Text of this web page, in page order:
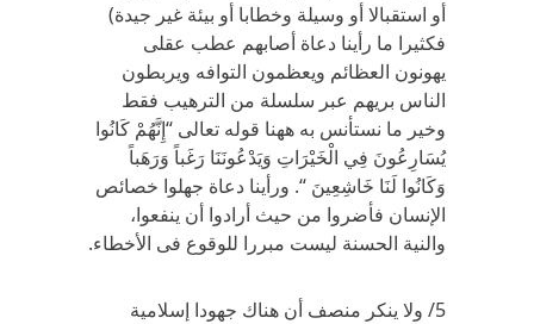
أو استقبالا أو وسيلة وخطابا أو بيئة غير جيدة)
فكثيرا ما رأينا دعاة أصابهم عطب عقلى
يهونون العظائم ويعظمون التوافه ويربطون
الناس بريهم عبر سلسلة من الترهيب فقط
وخير ما نستأنس به ههنا قوله تعالى “إِنَّهُمْ كَانُوا
يُسَارِعُونَ فِي الْخَيْرَاتِ وَيَدْعُونَنَا رَغَباً وَرَهَباً
وَكَانُوا لَنَا خَاشِعِينَ “. ورأينا دعاة جهلوا خصائص
الإنسان فأضروا من حيث أرادوا أن ينفعوا،
والنية الحسنة ليست مبررا للوقوع فى الأخطاء.
5/ ولا ينكر منصف أن هناك جهودا إسلامية